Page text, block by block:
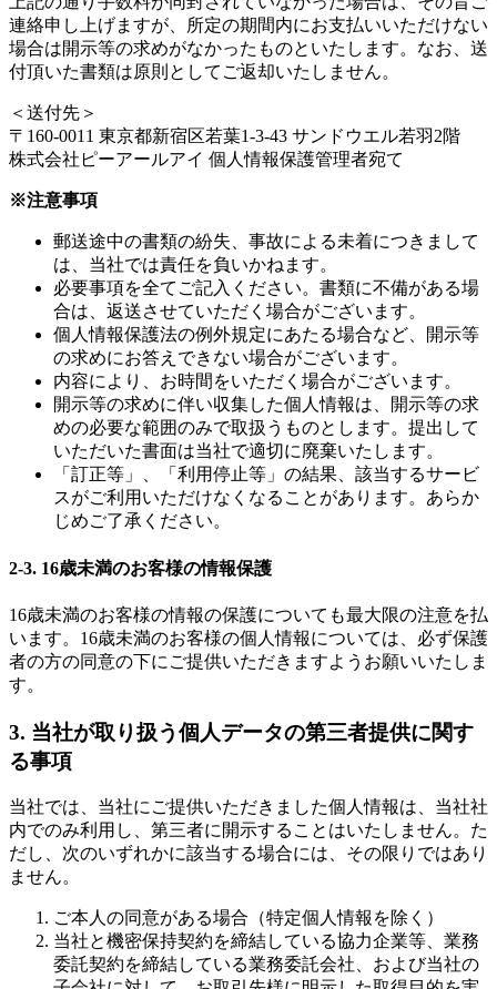
連絡申し上げますが、所定の期間内にお支払いいただけない
場合は開示等の求めがなかったものといたします。なお、送
付頂いた書類は原則としてご返却いたしません。
＜送付先＞
〒160-0011 東京都新宿区若葉1-3-43 サンドウエル若羽2階
株式会社ピーアールアイ 個人情報保護管理者宛て
※注意事項
郵送途中の書類の紛失、事故による未着につきまして
は、当社では責任を負いかねます。
必要事項を全てご記入ください。書類に不備がある場
合は、返送させていただく場合がございます。
個人情報保護法の例外規定にあたる場合など、開示等
の求めにお答えできない場合がございます。
内容により、お時間をいただく場合がございます。
開示等の求めに伴い収集した個人情報は、開示等の求
めの必要な範囲のみで取扱うものとします。提出して
いただいた書面は当社で適切に廃棄いたします。
「訂正等」、「利用停止等」の結果、該当するサービ
スがご利用いただけなくなることがあります。あらか
じめご了承ください。
2-3. 16歳未満のお客様の情報保護
16歳未満のお客様の情報の保護についても最大限の注意を払
います。16歳未満のお客様の個人情報については、必ず保護
者の方の同意の下にご提供いただきますようお願いいたしま
す。
3. 当社が取り扱う個人データの第三者提供に関す
る事項
当社では、当社にご提供いただきました個人情報は、当社社
内でのみ利用し、第三者に開示することはいたしません。た
だし、次のいずれかに該当する場合には、その限りではあり
ません。
ご本人の同意がある場合（特定個人情報を除く）
当社と機密保持契約を締結している協力企業等、業務
委託契約を締結している業務委託会社、および当社の